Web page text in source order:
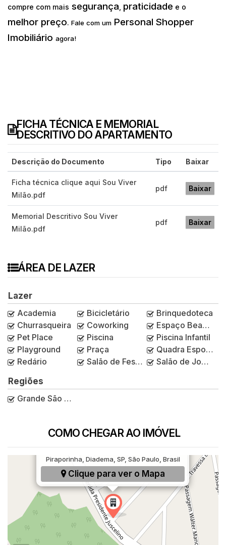
compre com mais segurança praticidade e o
melhor preço. Fale com um Personal Shopper
Imobiliário agora!
FICHA TÉCNICA E MEMORIAL
DESCRITIVO DO APARTAMENTO
Descrição do Documento Tipo Baixar
Ficha técnica clique aqui Sou Viver
Milão.pdf
pdf Baixar
Memorial Descritivo Sou Viver
Milão.pdf
pdf Baixar
ÁREA DE LAZER
Lazer
Academia
Bicicletário
Brinquedoteca
Churrasqueira
Coworking
Espaço Beauty
Pet Place
Piscina
Piscina Infantil
Playground
Praça
Quadra Esportiva
Redário
Salão de Festas
Salão de Jogos
Regiões
Grande São Paulo
COMO CHEGAR AO IMÓVEL
Avenida Presidente Juscelino, 470,
Piraporinha, Diadema, SP, São Paulo, Brasil
Clique para ver o Mapa